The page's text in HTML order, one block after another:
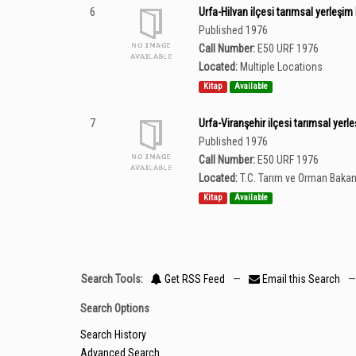
6
Urfa-Hilvan ilçesi tarımsal
Published 1976
Call Number: E50 URF 1976
Located: Multiple Locations
Kitap Available
7
Urfa-Viranşehir ilçesi tarımsal
Published 1976
Call Number: E50 URF 1976
Located:T.C. Tarım ve Orman
Kitap Available
Search Tools: Get RSS Feed — Email this Search
Search Options
Search History
Advanced Search